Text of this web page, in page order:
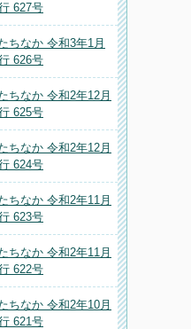
627号
ちなか 令和3年1月
626号
ちなか 令和2年12月
625号
ちなか 令和2年12月
624号
ちなか 令和2年11月
623号
ちなか 令和2年11月
622号
ちなか 令和2年10月
621号